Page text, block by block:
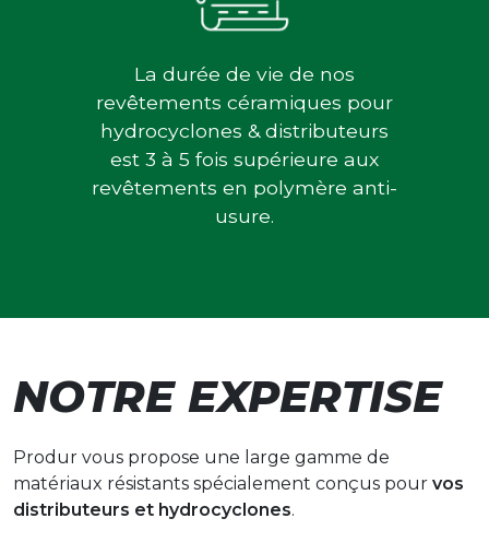
La durée de vie de nos
revêtements céramiques pour
hydrocyclones & distributeurs
est 3 à 5 fois supérieure aux
revêtements en polymère anti-
usure.
NOTRE EXPERTISE
Produr vous propose une large gamme de
matériaux résistants spécialement conçus pour vos
distributeurs et hydrocyclones.